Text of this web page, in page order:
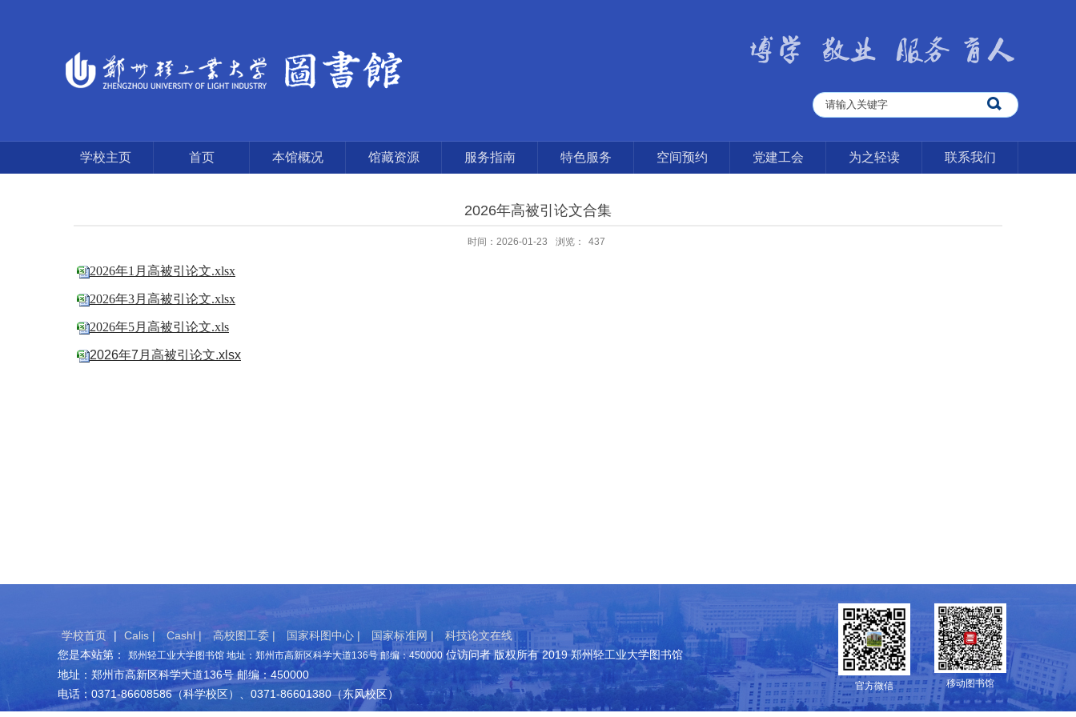
学校主页 首页 本馆概况 馆藏资源 服务指南 特色服务 空间预约 党建工会 为之轻读 联系我们
2026年高被引论文合集
时间：2026-01-23 浏览： 437
2026年1月高被引论文.xlsx
2026年3月高被引论文.xlsx
2026年5月高被引论文.xls
2026年7月高被引论文.xlsx
学校首页 | Calis | Cashl | 高校图工委 | 国家科图中心 | 国家标准网 |
科技论文在线
您是本站第： 郑州轻工业大学图书馆 地址：郑州市高新区科学大道136号 邮编：450000 位访问者 版权所有 2019 郑州轻工业大学图书馆
地址：郑州市高新区科学大道136号 邮编：450000
电话：0371-86608586（科学校区）、0371-86601380（东风校区）
移动图书馆
官方微信